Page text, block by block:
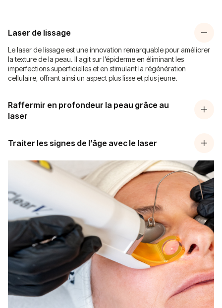
Laser de lissage
Le laser de lissage est une innovation remarquable pour améliorer
la texture de la peau. Il agit sur l’épiderme en éliminant les
imperfections superficielles et en stimulant la régénération
cellulaire, offrant ainsi un aspect plus lisse et plus jeune.
Raffermir en profondeur la peau grâce au
laser
Traiter les signes de l’âge avec le laser